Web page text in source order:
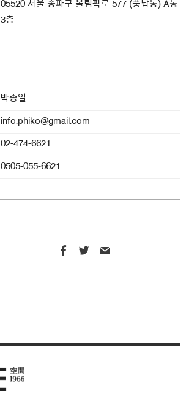
05520 서울 송파구 올림픽로 577 (풍납동) A동
3층
박종일
info.phiko@gmail.com
02-474-6621
0505-055-6621